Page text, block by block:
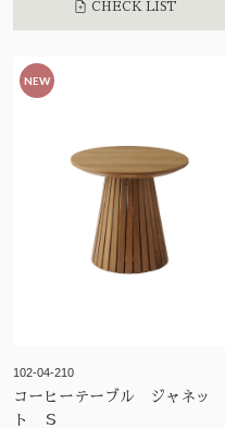
CHECK LIST
NEW
102-04-210
コーヒーテーブル ジャネッ
ト Ｓ